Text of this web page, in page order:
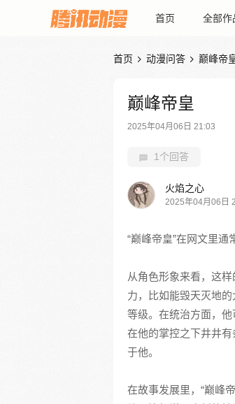
首页 全部作
首页  动漫问答  巅峰帝
巅峰帝皇
2025年04月06日 21:03
1个回答
火焰之心
2025年04月06日
“巅峰帝皇”在网文里通
从角色形象来看，这
力，比如能毁天灭地
等级。在统治方面，
在他的掌控之下井井
于他。
在故事发展里，“巅峰